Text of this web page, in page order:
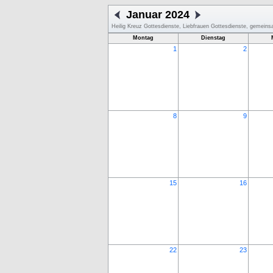
Januar 2024
Heilig Kreuz Gottesdienste, Liebfrauen Gottesdienste,
Montag
Dienstag
1 2
8 9
15 16
22 23